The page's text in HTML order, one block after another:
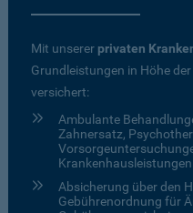
Mit unserer privaten
Grundleistungen in Höhe
versichert:
Ambulante
Zahnersatz,
Krankenhausleistungen
Absicherung über den
Gebührenordnung für